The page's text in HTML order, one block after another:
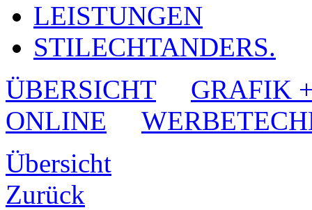
LEISTUNGEN
STILECHTANDERS.
ÜBERSICHT
GRAFIK
ONLINE
Übersicht
Zurück